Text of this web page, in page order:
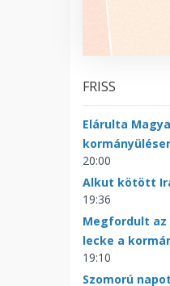
FRISS
Elárulta
20:00
Alkut kötött
19:36
Megfordult az
lecke a
19:10
Szomorú